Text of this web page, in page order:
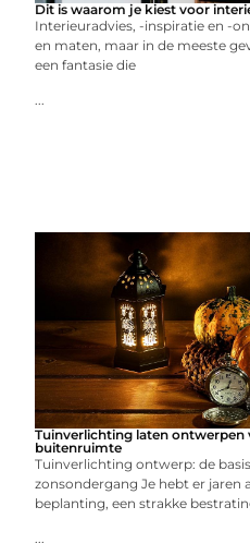
Dit is waarom je kiest voor
Interieuradvies, -inspiratie en -
en maten, maar in de meeste
een fantasie die
...
Tuinverlichting laten ontwerpen
buitenruimte
Tuinverlichting ontwerp: de
zonsondergang Je hebt er jaren
beplanting, een strakke
...